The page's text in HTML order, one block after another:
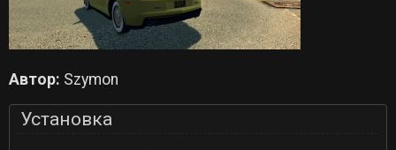
Автор: Szymon
Установка